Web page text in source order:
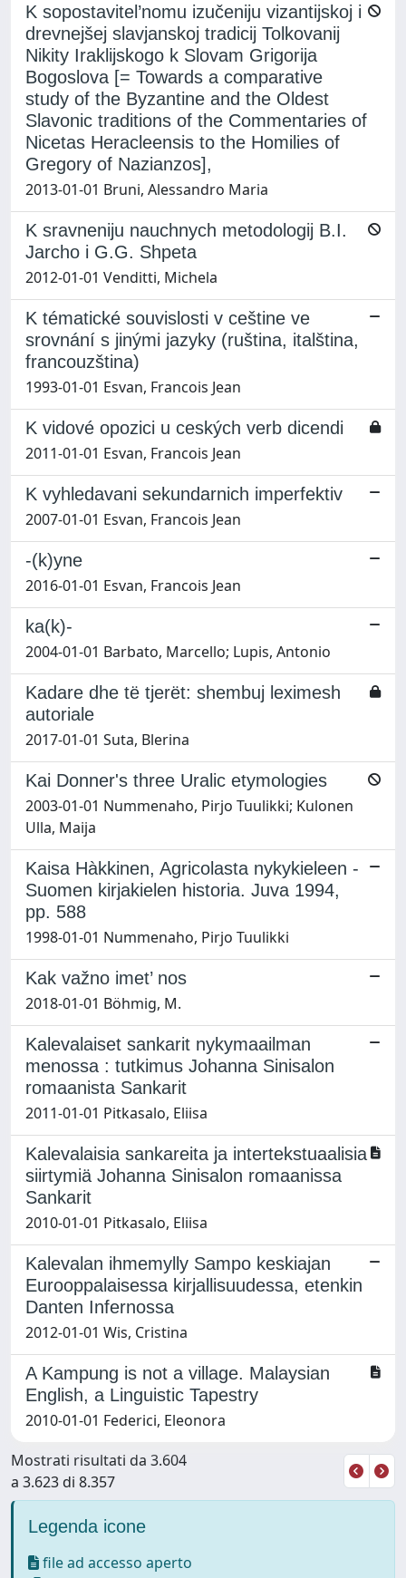
K sopostavitel’nomu izučeniju vizantijskoj i
drevnejšej slavjanskoj tradicij Tolkovanij
Nikity Iraklijskogo k Slovam Grigorija
Bogoslova [= Towards a comparative
study of the Byzantine and the Oldest
Slavonic traditions of the Commentaries of
Nicetas Heracleensis to the Homilies of
Gregory of Nazianzos],
2013-01-01 Bruni, Alessandro Maria
K sravneniju nauchnych metodologij B.I.
Jarcho i G.G. Shpeta
2012-01-01 Venditti, Michela
K tématické souvislosti v ceštine ve
srovnání s jinými jazyky (ruština, italština,
francouzština)
1993-01-01 Esvan, Francois Jean
K vidové opozici u ceských verb dicendi
2011-01-01 Esvan, Francois Jean
K vyhledavani sekundarnich imperfektiv
2007-01-01 Esvan, Francois Jean
-(k)yne
2016-01-01 Esvan, Francois Jean
ka(k)-
2004-01-01 Barbato, Marcello; Lupis, Antonio
Kadare dhe të tjerët: shembuj leximesh
autoriale
2017-01-01 Suta, Blerina
Kai Donner's three Uralic etymologies
2003-01-01 Nummenaho, Pirjo Tuulikki; Kulonen
Ulla, Maija
Kaisa Hàkkinen, Agricolasta nykykieleen -
Suomen kirjakielen historia. Juva 1994,
pp. 588
1998-01-01 Nummenaho, Pirjo Tuulikki
Kak važno imet’ nos
2018-01-01 Böhmig, M.
Kalevalaiset sankarit nykymaailman
menossa : tutkimus Johanna Sinisalon
romaanista Sankarit
2011-01-01 Pitkasalo, Eliisa
Kalevalaisia sankareita ja intertekstuaalisia
siirtymiä Johanna Sinisalon romaanissa
Sankarit
2010-01-01 Pitkasalo, Eliisa
Kalevalan ihmemylly Sampo keskiajan
Eurooppalaisessa kirjallisuudessa, etenkin
Danten Infernossa
2012-01-01 Wis, Cristina
A Kampung is not a village. Malaysian
English, a Linguistic Tapestry
2010-01-01 Federici, Eleonora
Mostrati risultati da 3.604
a 3.623 di 8.357
Legenda icone
file ad accesso aperto